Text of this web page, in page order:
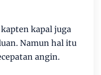
kapal juga
Namun hal itu
angin.